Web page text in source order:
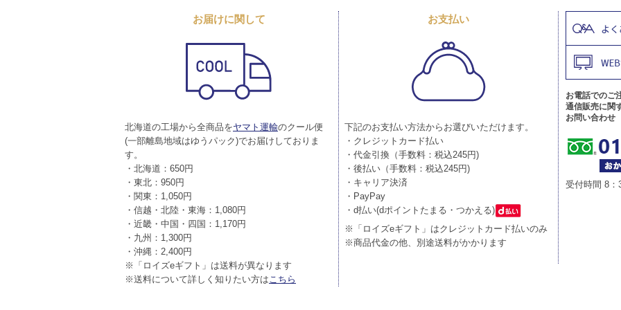
お届けに関して
北海道の工場から全商品をヤマト運輸のクール便
(一部離島地域はゆうパック)でお届けしておりま
す。
・北海道：650円
・東北：950円
・関東：1,050円
・信越・北陸・東海：1,080円
・近畿・中国・四国：1,170円
・九州：1,300円
・沖縄：2,400円
※「ロイズeギフト」は送料が異なります
※送料について詳しく知りたい方はこちら
お支払い
下記のお支払い方法からお選びいただけます。
・クレジットカード払い
・代金引換（手数料：税込245円)
・後払い（手数料：税込245円)
・キャリア決済
・PayPay
・d払い(dポイントたまる・つかえる)
※「ロイズeギフト」はクレジットカード払いのみ
※商品代金の他、別途送料がかかります
お電話でのご
通信販売に関
お問い合わせ
受付時間 8：